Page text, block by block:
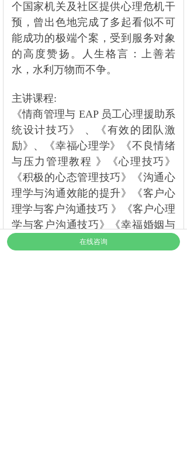
个国家机关及社区提供心理危机干
预，曾出色地完成了多起看似不可
能成功的极端个案，受到服务对象
的高度赞扬。人生格言：上善若
水，水利万物而不争。
主讲课程:
《情商管理与 EAP 员工心理援助系
统设计技巧》 、《有效的团队激
励》、《幸福心理学》《不良情绪
与压力管理教程 》《心理技巧》
《积极的心态管理技巧》《沟通心
理学与沟通效能的提升》《客户心
理学与客户沟通技巧 》《客户心理
学与客户沟通技巧》《幸福婚姻与
子女教育的心理辅导 》
在线咨询